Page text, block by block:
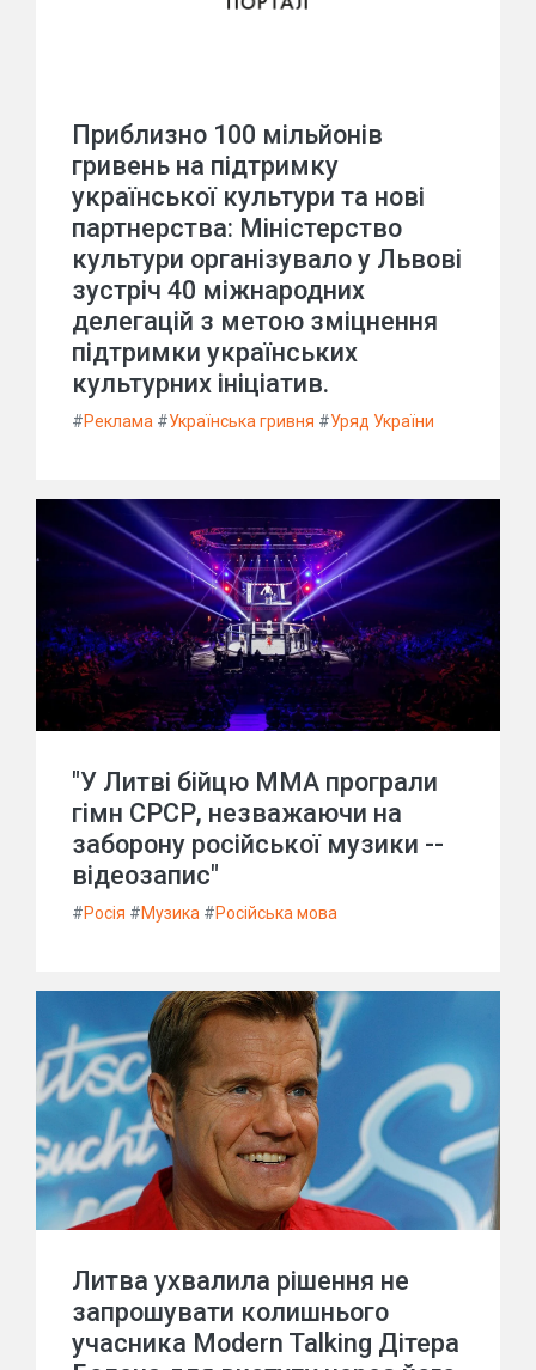
Приблизно 100 мільйонів
гривень на підтримку
української культури та нові
партнерства: Міністерство
культури організувало у Львові
зустріч 40 міжнародних
делегацій з метою зміцнення
підтримки українських
культурних ініціатив.
#Реклама #Українська гривня #Уряд України
"У Литві бійцю ММА програли
гімн СРСР, незважаючи на
заборону російської музики --
відеозапис"
#Росія #Музика #Російська мова
Литва ухвалила рішення не
запрошувати колишнього
учасника Modern Talking Дітера